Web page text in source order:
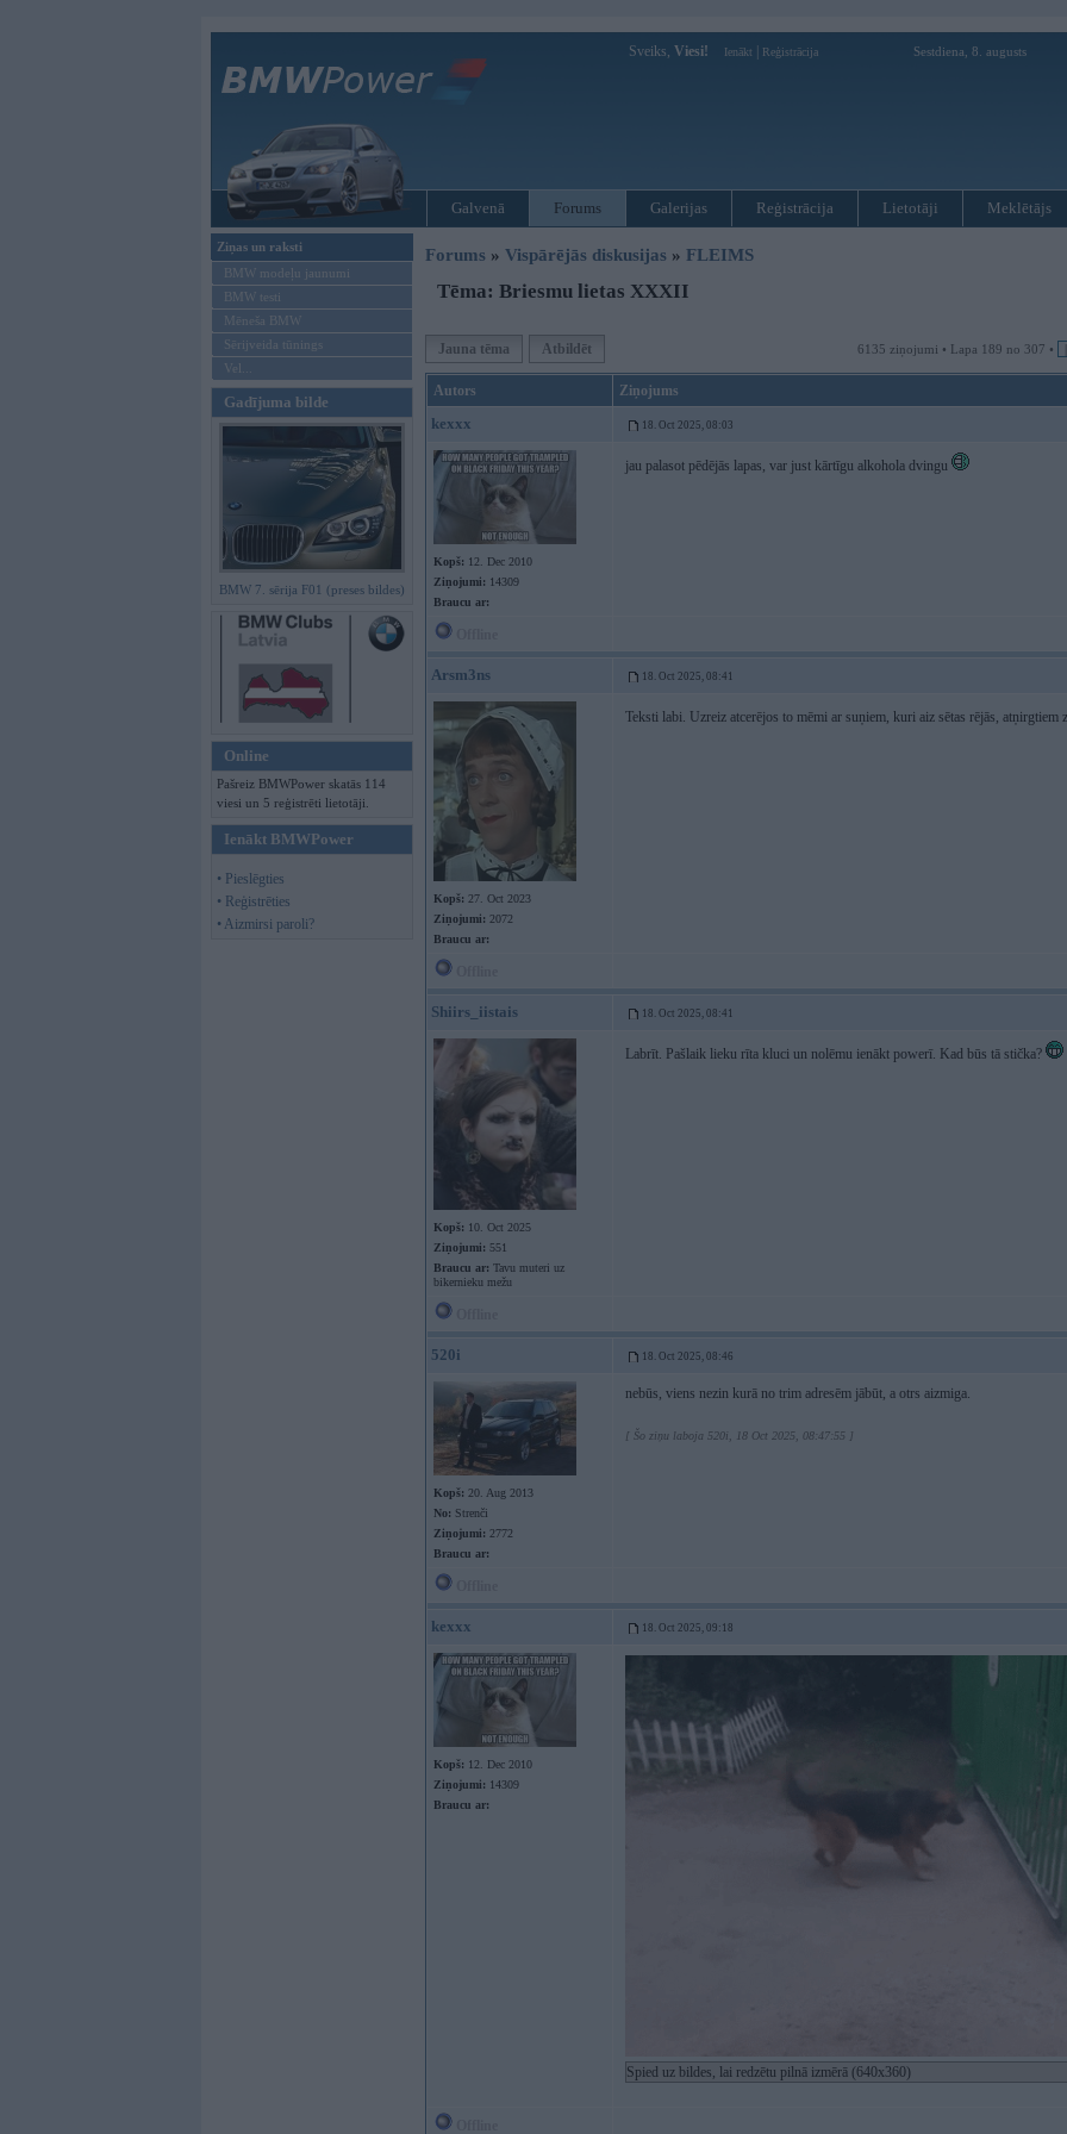
Sveiks, Viesi! Ienākt Reģistrācija Sestdiena, 8. augusts
Galvenā Forums Galerijas Reģistrācija Lietotāji Meklētājs
Ziņas un raksti
BMW modeļu jaunumi
BMW testi
Mēneša BMW
Sērijveida tūnings
Vel...
Gadījuma bilde
BMW 7. sērija F01 (preses bildes)
Online
Pašreiz BMWPower skatās 114
viesi un 5 reģistrēti lietotāji.
Ienākt BMWPower
• Pieslēgties
• Reģistrēties
• Aizmirsi paroli?
Forums » Vispārējās diskusijas » FLEIMS
Tēma: Briesmu lietas XXXII
Jauna tēma Atbildēt 6135 ziņojumi • Lapa 189 no 307 •
Autors Ziņojums
kexxx 18. Oct 2025, 08:03
Kopš: 12. Dec 2010
Ziņojumi: 14309
Braucu ar:
jau palasot pēdējās lapas, var just kārtīgu alkohola dvingu
Arsm3ns 18. Oct 2025, 08:41
Kopš: 27. Oct 2023
Ziņojumi: 2072
Braucu ar:
Teksti labi. Uzreiz atcerējos to mēmi ar suņiem, kuri aiz sētas rējās, atņirgtiem
Shiirs_iistais 18. Oct 2025, 08:41
Kopš: 10. Oct 2025
Ziņojumi: 551
Braucu ar: Tavu muteri uz
bikernieku mežu
Labrīt. Pašlaik lieku rīta kluci un nolēmu ienākt powerī. Kad būs tā stička?
520i 18. Oct 2025, 08:46
Kopš: 20. Aug 2013
No: Strenči
Ziņojumi: 2772
Braucu ar:
nebūs, viens nezin kurā no trim adresēm jābūt, a otrs aizmiga.
[ Šo ziņu laboja 520i, 18 Oct 2025, 08:47:55 ]
kexxx 18. Oct 2025, 09:18
Kopš: 12. Dec 2010
Ziņojumi: 14309
Braucu ar:
Spied uz bildes, lai redzētu pilnā izmērā (640x360)